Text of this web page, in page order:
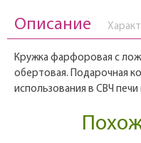
Описание
Кружка фарфоровая с
обертовая. Подарочная
использования в СВЧ